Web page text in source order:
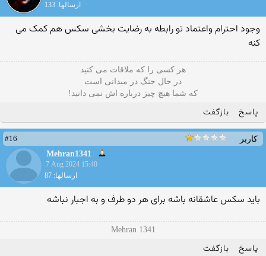
ارسالها: 133
وجود احترام واعتماد تو رابطه به رضایت بخشی سکس هم کمک می
کنه
هر کسی را که ملاقات می کنید
در حال جنگ در میدانی است
که شما هیچ چیز درباره اش نمی دانید!
پاسخ بازگفت
کاربر
#16
Mehran1341
7 Aug 2024 15:40
ارسالها: 87
باید سکس عاشقانه باشه برای هر دو طرف و به اجبار نباشه
Mehran 1341
پاسخ بازگفت